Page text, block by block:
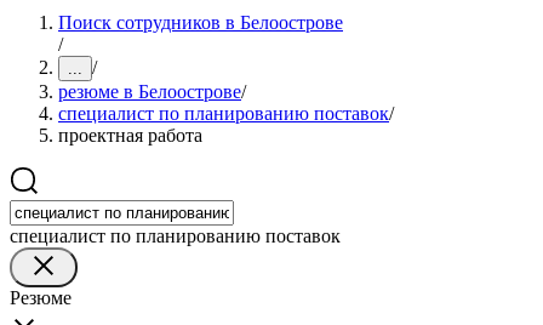
Поиск сотрудников в Белоострове
/
... /
резюме в Белоострове/
специалист по планированию поставок/
проектная работа
специалист по планированию поставок
Резюме